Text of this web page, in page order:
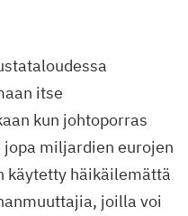
itse
kun johtoporras
miljardien eurojen
käytetty häikäilemättä
joilla voi